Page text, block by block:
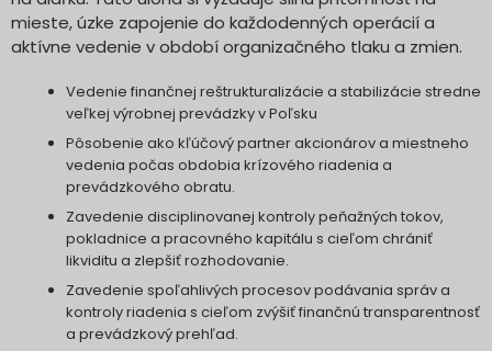
mieste, úzke zapojenie do každodenných operácií a
aktívne vedenie v období organizačného tlaku a zmien.
Vedenie finančnej reštrukturalizácie a stabilizácie stredne
veľkej výrobnej prevádzky v Poľsku
Pôsobenie ako kľúčový partner akcionárov a miestneho
vedenia počas obdobia krízového riadenia a
prevádzkového obratu.
Zavedenie disciplinovanej kontroly peňažných tokov,
pokladnice a pracovného kapitálu s cieľom chrániť
likviditu a zlepšiť rozhodovanie.
Zavedenie spoľahlivých procesov podávania správ a
kontroly riadenia s cieľom zvýšiť finančnú transparentnosť
a prevádzkový prehľad.